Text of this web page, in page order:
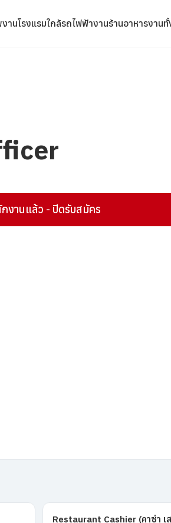
งานโรงแรมใกล้รถไฟฟ้างานร้านอาหารงาน
งานแล้ว - ปิดรับสมัคร
Restaurant Cashier (คาซ่า เ